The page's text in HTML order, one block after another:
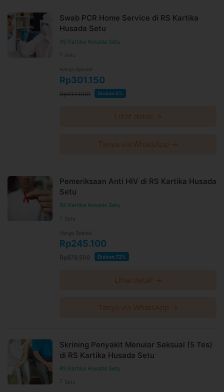
Swab PCR Home Service di RS Kartika
Husada Setu
RS Kartika Husada Setu
Setu
Harga Spesial
Rp301.150
Rp317.000 Diskon 5%
Lihat detail →
Tanya via WhatsApp →
Pemeriksaan Anti HIV di RS Kartika Husada
Setu
RS Kartika Husada Setu
Setu
Harga Spesial
Rp245.100
Rp878.500 Diskon 72%
Lihat detail →
Tanya via WhatsApp →
Skrining Penyakit Menular Seksual (5 Tes)
di RS Kartika Husada Setu
RS Kartika Husada Setu
Setu